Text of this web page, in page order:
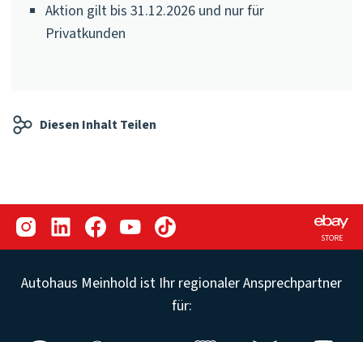
Aktion gilt bis 31.12.2026 und nur für
Privatkunden
Diesen Inhalt Teilen
STORE
Autohaus Meinhold ist Ihr regionaler Ansprechpartner
für: